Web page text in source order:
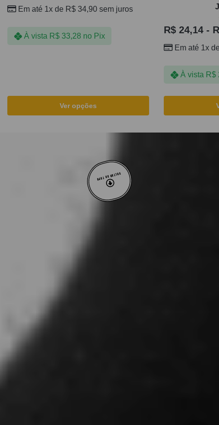
Em até 1x de R$ 34,90 sem juros
À vista R$33,28 no Pix
Ver opções
R$ 24,14 -
Em até 1x
À vista R$
VOLTAR AO TOPO